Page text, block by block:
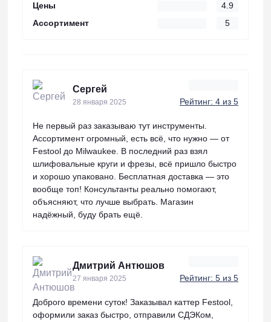
Цены
4.9
Ассортимент
5
Сергей
28 января 2025 Рейтинг: 4 из 5
Не первый раз заказываю тут инструменты.
Ассортимент огромный, есть всё, что нужно — от
Festool до Milwaukee. В последний раз взял
шлифовальные круги и фрезы, всё пришло быстро
и хорошо упаковано. Бесплатная доставка — это
вообще топ! Консультанты реально помогают,
объясняют, что лучше выбрать. Магазин
надёжный, буду брать ещё.
Дмитрий Антюшов
27 января 2025 Рейтинг: 5 из 5
Доброго времени суток! Заказывал каттер Festool,
оформили заказ быстро, отправили СДЭКом,